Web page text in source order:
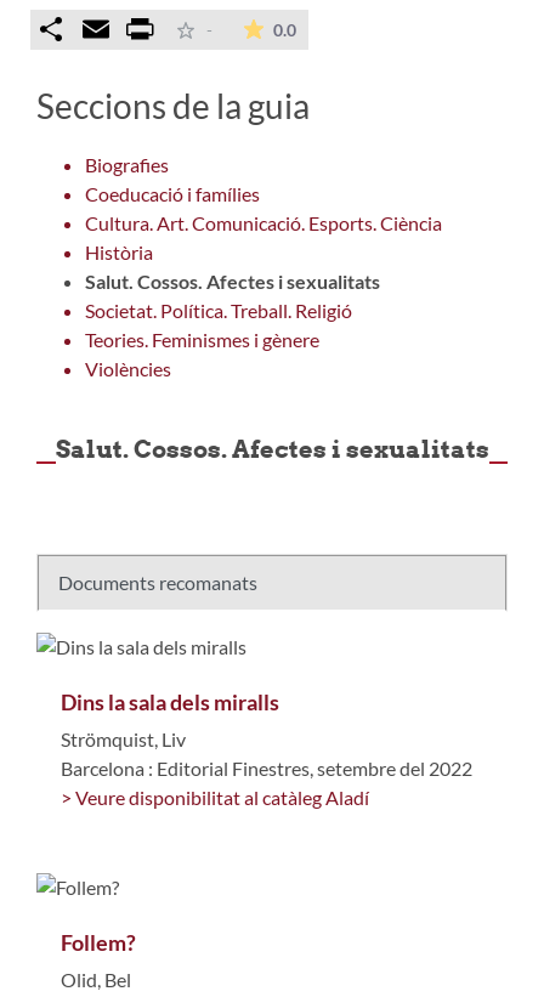
Comparteix
Email Print - 0.0La mitjana de les valoracions
Seccions de la guia
Biografies
Coeducació i famílies
Cultura. Art. Comunicació. Esports. Ciència
Història
Salut. Cossos. Afectes i sexualitats
Societat. Política. Treball. Religió
Teories. Feminismes i gènere
Violències
Salut. Cossos. Afectes i sexualitats
Documents recomanats
Dins la sala dels miralls
Strömquist, Liv
Barcelona : Editorial Finestres, setembre del 2022
> Veure disponibilitat al catàleg Aladí
Follem?
Olid, Bel